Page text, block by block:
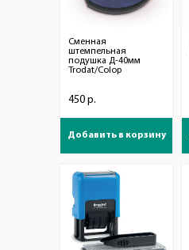
Сменная
штемпельная
подушка Д-40мм
Trodat/Colop
450 р.
Добавить в корзину